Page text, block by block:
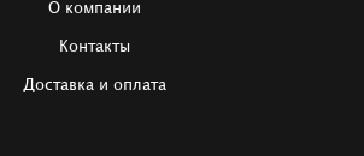
О компании
Контакты
Доставка и оплата